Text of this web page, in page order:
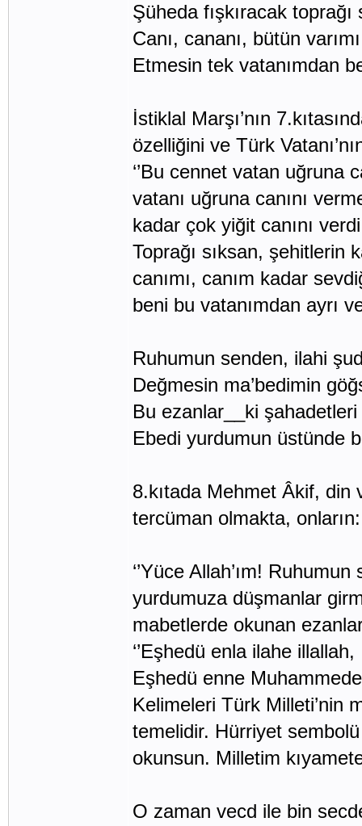
Şüheda fışkıracak
Canı, cananı, bütün
Etmesin tek vatanımdan
İstiklal Marşı’nın
özelliğini ve Türk
‘’Bu cennet vatan uğruna
vatanı uğruna canını
kadar çok yiğit canını
Toprağı sıksan, şehitlerin
canımı, canım kadar
beni bu vatanımdan ayrı
Ruhumun senden, ilahi
Değmesin ma’bedimin
Bu ezanlar__ki
Ebedi yurdumun üstünde
8.kıtada Mehmet Âkif, din
tercüman olmakta, onların:
‘’Yüce Allah’ım!
yurdumuza düşmanlar
mabetlerde okunan
‘’Eşhedü enla ilahe illallah,
Eşhedü enne
Kelimeleri Türk Milleti’nin
temelidir. Hürriyet
okunsun. Milletim
O zaman vecd ile bin